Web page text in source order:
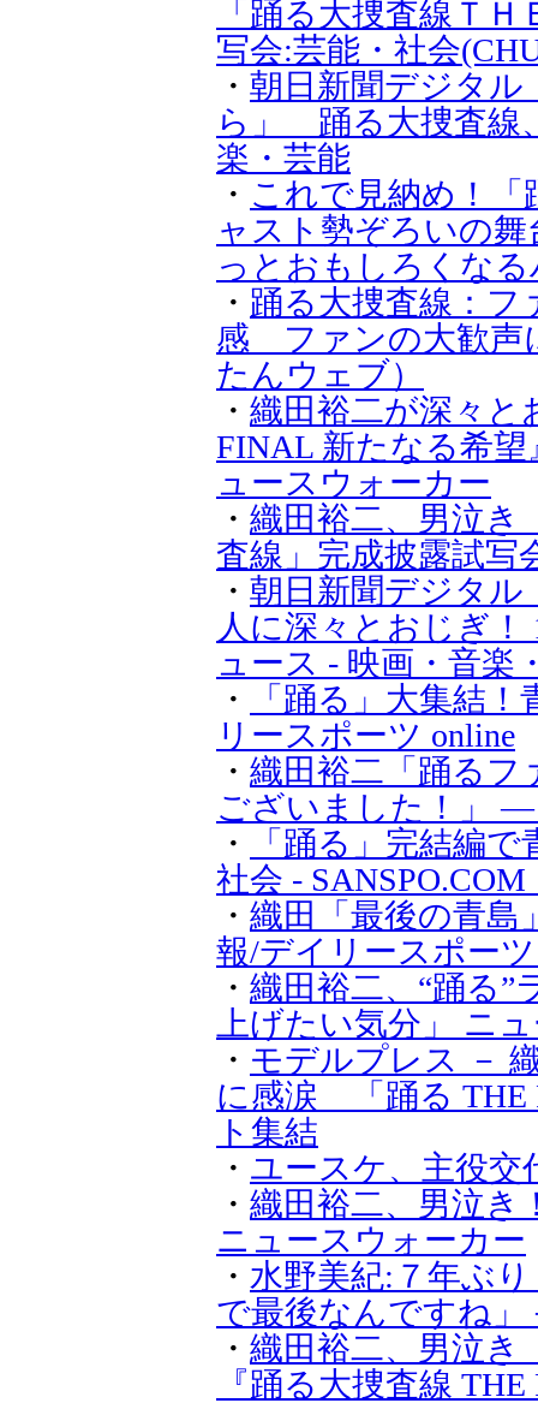
「踊る大捜査線Ｔ
写会:芸能・社会
・ 朝日新聞デジタル
ら」 踊る大捜査線
楽・芸能
・ これで見納め！「
ャスト勢ぞろいの
っとおもしろくな
・ 踊る大捜査線：フ
感 ファンの大歓声
たんウェブ）
・ 織田裕二が深々と
FINAL 新たなる希
ュースウォーカー
・ 織田裕二、男泣
査線」完成披露試写
・ 朝日新聞デジタル
人に深々とおじぎ
ュース - 映画・音楽
・
「踊る」大集結
リースポーツ online
・ 織田裕二「踊るフ
ございました！」 ―
・
「踊る」完結編
社会 -
・ 織田「最後の青島
報/デイリースポーツ
・ 織田裕二、“踊る”
上げたい気分」 ニ
・ モデルプレス －
に感涙 「踊る THE
ト集結
・ ユースケ、主役交
・ 織田裕二、男泣き
ニュースウォーカー
・ 水野美紀:７年ぶ
で最後なんですね」
・ 織田裕二、男泣き
『踊る大捜査線